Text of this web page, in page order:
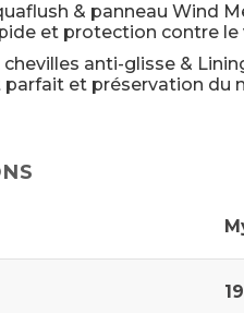
& panneau Wind
et protection contre le
anti-glisse &
et préservation du